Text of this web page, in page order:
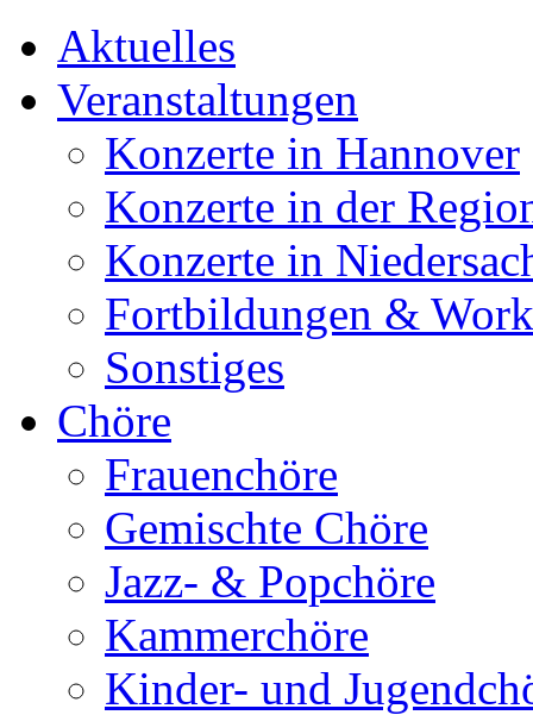
Aktuelles
Veranstaltungen
Konzerte in Hannover
Konzerte in der
Konzerte in
Fortbildungen &
Sonstiges
Chöre
Frauenchöre
Gemischte Chöre
Jazz- & Popchöre
Kammerchöre
Kinder- und